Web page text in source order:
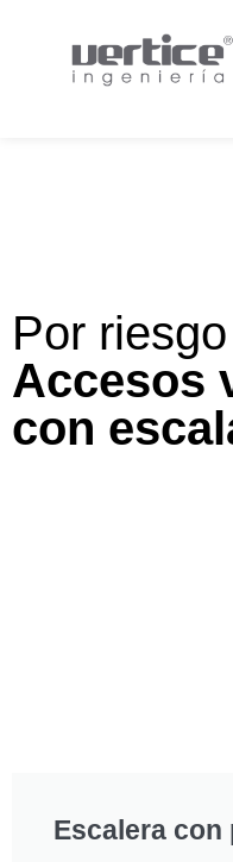
Por riesgo
Accesos
con
Escalera con